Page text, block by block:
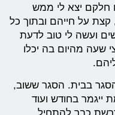
חלקם יצא לי ממש
על חייהם ובתוך כל
ועשה לי טוב לדעת
שעה מהיום בה יכלו
בבית. הסגר ששוב,
ייגמר בחודש ועוד